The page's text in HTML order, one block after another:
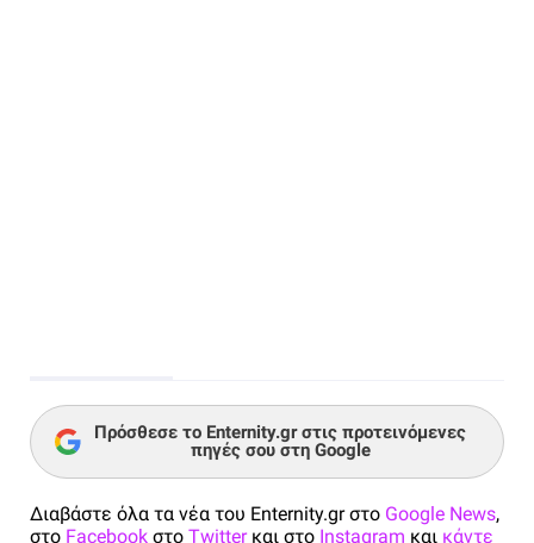
Πρόσθεσε το Enternity.gr στις προτεινόμενες
πηγές σου στη Google
Διαβάστε όλα τα νέα του Enternity.gr στο Google News,
στο Facebook στο Twitterκαι στο Instagram και κάντε